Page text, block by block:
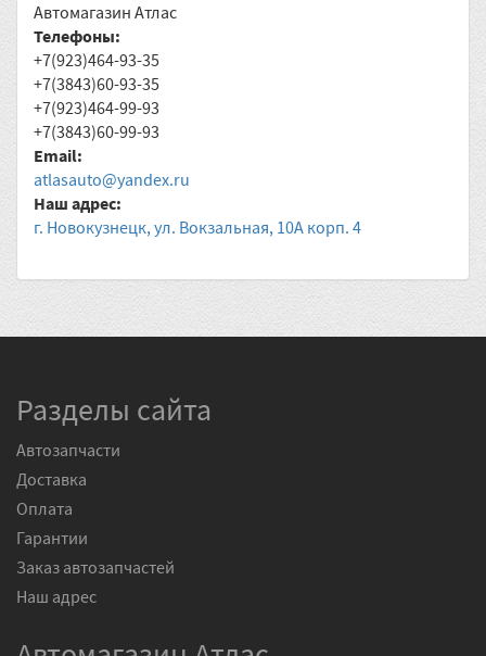
Автомагазин Атлас
Телефоны:
+7(923)464-93-35
+7(3843)60-93-35
+7(923)464-99-93
+7(3843)60-99-93
Email:
atlasauto@yandex.ru
Наш адрес:
г. Новокузнецк, ул. Вокзальная, 10А корп. 4
Разделы сайта
Автозапчасти
Доставка
Оплата
Гарантии
Заказ автозапчастей
Наш адрес